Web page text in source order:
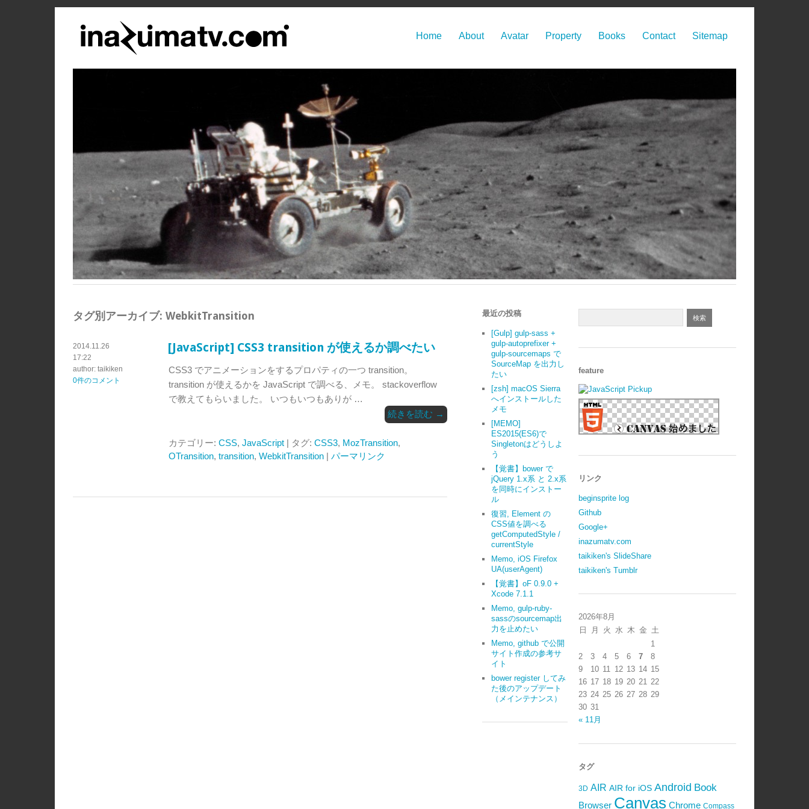
Home About Avatar Property Books Contact Sitemap
タグ別アーカイブ: WebkitTransition
2014.11.26
17:22
author: taikiken
0件のコメント
[JavaScript] CSS3 transition が使えるか調べたい
CSS3 でアニメーションをするプロパティの一つ transition。
transition が使えるかを JavaScript で調べる、メモ。 stackoverflow
で教えてもらいました。 いつもいつもありが …
続きを読む →
カテゴリー: CSS, JavaScript| タグ: CSS3, MozTransition,
OTransition, transition, WebkitTransition| パーマリンク
最近の投稿
[Gulp] gulp-sass +
gulp-autoprefixer +
gulp-sourcemaps で
SourceMap を出力し
たい
[zsh] macOS Sierra
へインストールした
メモ
[MEMO]
ES2015(ES6)で
Singletonはどうしよ
う
【覚書】bower で
jQuery 1.x系 と 2.x系
を同時にインストー
ル
復習, Element の
CSS値を調べる
getComputedStyle /
currentStyle
Memo, iOS Firefox
UA(userAgent)
【覚書】oF 0.9.0 +
Xcode 7.1.1
Memo, gulp-ruby-
sassのsourcemap出
力を止めたい
Memo, github で公開
サイト作成の参考サ
イト
bower register してみ
た後のアップデート
（メインテナンス）
feature
リンク
beginsprite log
Github
Google+
inazumatv.com
taikiken's SlideShare
taikiken's Tumblr
2026年8月
日
月 火 水 木 金 土
1
2
3 4 5 6 7
8
9
10 11 12 13 14 15
16 17 18 19 20 21 22
23 24 25 26 27 28 29
30 31
« 11月
タグ
3D AIR AIR for iOS Android Book
Browser Canvas Chrome Compass